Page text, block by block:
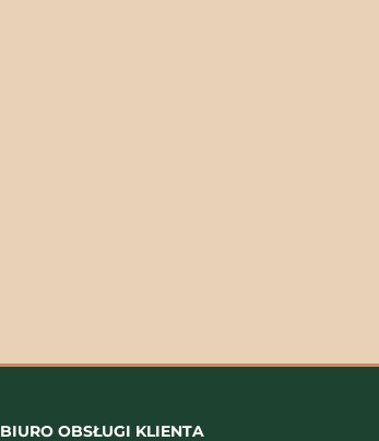
BIURO OBSŁUGI KLIENTA